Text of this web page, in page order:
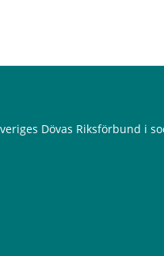
Dövas Riksförbund i